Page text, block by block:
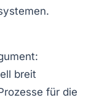
breit
für die